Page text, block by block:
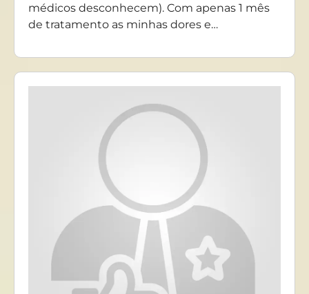
médicos desconhecem). Com apenas 1 mês
de tratamento as minhas dores e…